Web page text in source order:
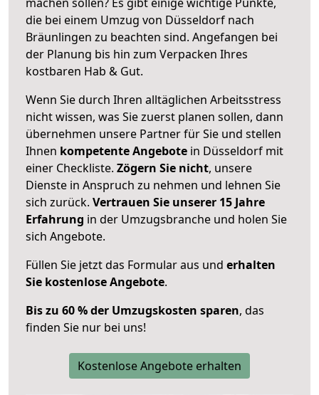
die bei einem Umzug von Düsseldorf nach
Bräunlingen zu beachten sind. Angefangen bei
der Planung bis hin zum Verpacken Ihres
kostbaren Hab & Gut.
Wenn Sie durch Ihren alltäglichen Arbeitsstress
nicht wissen, was Sie zuerst planen sollen, dann
übernehmen unsere Partner für Sie und stellen
Ihnen kompetente Angebote in Düsseldorf mit
einer Checkliste. Zögern Sie nicht, unsere
Dienste in Anspruch zu nehmen und lehnen Sie
sich zurück. Vertrauen Sie unserer 15 Jahre
Erfahrung in der Umzugsbranche und holen Sie
sich Angebote.
Füllen Sie jetzt das Formular aus und erhalten
Sie kostenlose Angebote.
Bis zu 60 % der Umzugskosten sparen, das
finden Sie nur bei uns!
Kostenlose Angebote erhalten